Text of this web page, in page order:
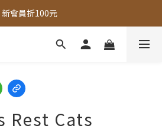
超取免運｜滿1500宅配免運
新會員折100元
Rest Cats